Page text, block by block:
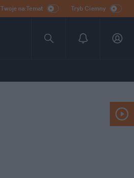
Twoje na:Temat Tryb Ciemny